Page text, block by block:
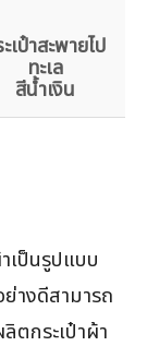
เป๋าสะพายไป
ทะเล
สีน้ำเงิน
เป็นรูปแบบ
างดีสามารถ
ตกระเป๋าผ้า